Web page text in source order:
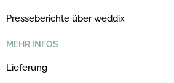
Presseberichte über weddix
MEHR INFOS
Lieferung